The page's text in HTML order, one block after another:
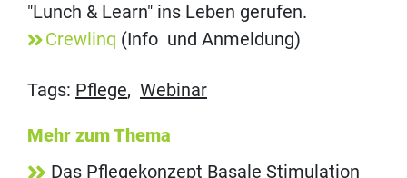
"Lunch & Learn" ins Leben gerufen.
Crewlinq (Info und Anmeldung)
Tags: Pflege, Webinar
Mehr zum Thema
Das Pflegekonzept Basale Stimulation